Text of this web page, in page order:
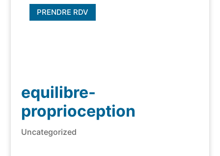
PRENDRE RDV
equilibre-
proprioception
Uncategorized